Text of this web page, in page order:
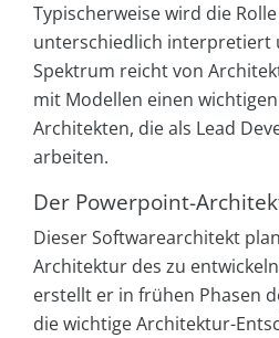
Typischerweise wird die
unterschiedlich interpretiert
Spektrum reicht von
mit Modellen einen
Architekten, die als Lead
arbeiten.
Der Powerpoint-
Dieser Softwarearchitekt
Architektur des zu
erstellt er in frühen Phasen
die wichtige Architektur-